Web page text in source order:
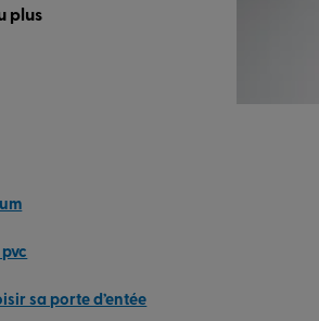
plus
sa porte d’entée